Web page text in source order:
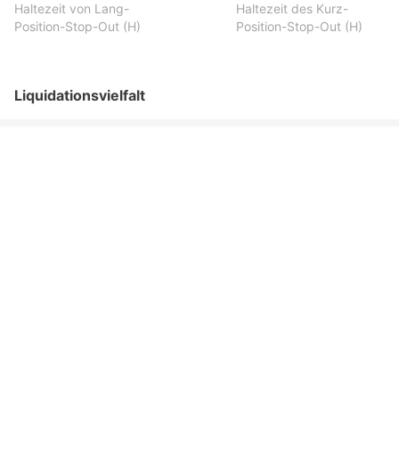
Haltezeit von Lang-
Position-Stop-Out (H)
Haltezeit des Kurz-
Position-Stop-Out (H)
Liquidationsvielfalt